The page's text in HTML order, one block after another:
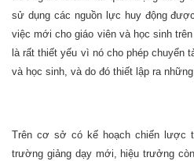
sử dụng các nguồn lực huy động
việc mới cho giáo viên và học sinh
là rất thiết yếu vì nó cho phép chuyển
và học sinh, và do đó thiết lập ra
Trên cơ sở có kế hoạch chiến lược
trường giảng dạy mới, hiệu trưởng